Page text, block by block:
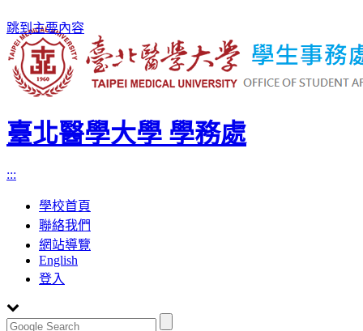
跳到主要內容
臺北醫學大學 學務處
:::
學校首頁
聯絡我們
網站導覽
English
登入